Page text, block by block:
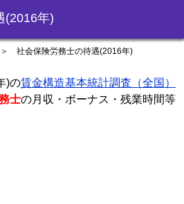
(2016年)
社会保険労務士の待遇(2016年)
)の賃金構造基本統計調査（全国）
士の月収・ボーナス・残業時間等